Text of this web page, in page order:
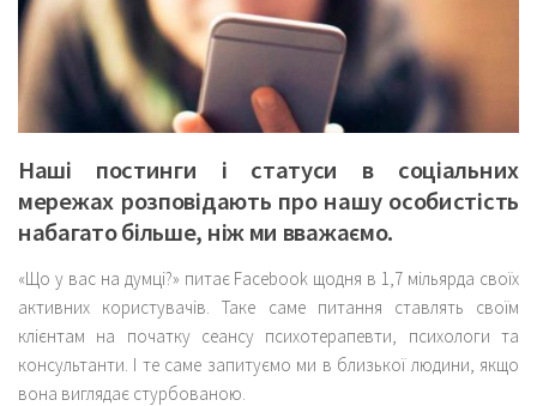
Наші постинги і статуси в соціальних
мережах розповідають про нашу особистість
набагато більше, ніж ми вважаємо.
«Що у вас на думці?» питає Facebook щодня в 1,7 мільярда своїх
активних користувачів. Таке саме питання ставлять своїм
клієнтам на початку сеансу психотерапевти, психологи та
консультанти. І те саме запитуємо ми в близької людини, якщо
вона виглядає стурбованою.